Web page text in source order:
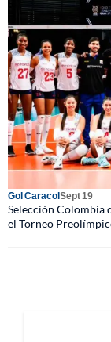
Gol CaracolSept 19
Selección Colombia
el Torneo